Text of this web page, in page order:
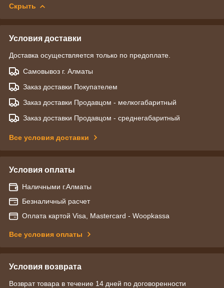
Скрыть
Условия доставки
Доставка осуществляется только по предоплате.
Самовывоз г. Алматы
Заказ доставки Покупателем
Заказ доставки Продавцом - мелкогабаритный
Заказ доставки Продавцом - среднегабаритный
Все условия доставки
Условия оплаты
Наличными г.Алматы
Безналичный расчет
Оплата картой Visa, Mastercard - Woopkassa
Все условия оплаты
Условия возврата
Возврат товара в течение 14 дней по договоренности